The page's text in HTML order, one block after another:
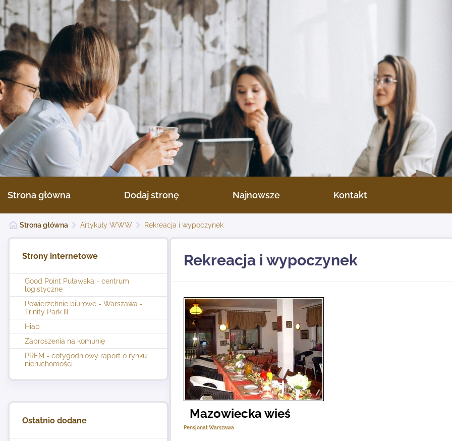
Strona główna Dodaj stronę Najnowsze Kontakt
Strona główna Artykuły WWW Rekreacja i wypoczynek
Strony internetowe
Good Point Puławska - centrum
logistyczne
Powierzchnie biurowe - Warszawa -
Trinity Park III
Hiab
Zaproszenia na komunię
PREM - cotygodniowy raport o rynku
nieruchomości
Ostatnio dodane
Rekreacja i wypoczynek
Mazowiecka wieś
Pensjonat Warszawa